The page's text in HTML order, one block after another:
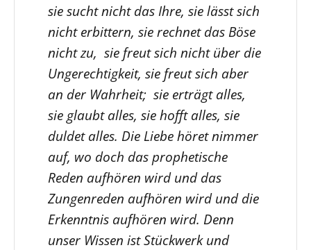
sie sucht nicht das Ihre, sie lässt sich
nicht erbittern, sie rechnet das Böse
nicht zu, sie freut sich nicht über die
Ungerechtigkeit, sie freut sich aber
an der Wahrheit; sie erträgt alles,
sie glaubt alles, sie hofft alles, sie
duldet alles. Die Liebe höret nimmer
auf, wo doch das prophetische
Reden aufhören wird und das
Zungenreden aufhören wird und die
Erkenntnis aufhören wird. Denn
unser Wissen ist Stückwerk und